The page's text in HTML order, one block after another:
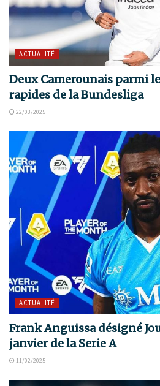
ACTUALITÉ
Deux Camerounais parmi
rapides de la Bundesliga
22/03/2025
ACTUALITÉ
Frank Anguissa désigné
janvier de la Serie A
11/02/2025